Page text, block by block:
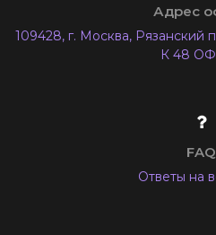
Адрес
109428, г. Москва, Рязанский
К 48 ОФ
FAQ
Ответы на